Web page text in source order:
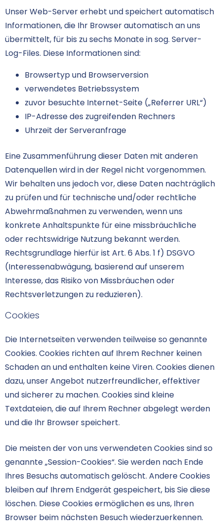
Unser Web-Server erhebt und speichert automatisch
Informationen, die Ihr Browser automatisch an uns
übermittelt, für bis zu sechs Monate in sog. Server-
Log-Files. Diese Informationen sind:
Browsertyp und Browserversion
verwendetes Betriebssystem
zuvor besuchte Internet-Seite („Referrer URL“)
IP-Adresse des zugreifenden Rechners
Uhrzeit der Serveranfrage
Eine Zusammenführung dieser Daten mit anderen
Datenquellen wird in der Regel nicht vorgenommen.
Wir behalten uns jedoch vor, diese Daten nachträglich
zu prüfen und für technische und/oder rechtliche
Abwehrmaßnahmen zu verwenden, wenn uns
konkrete Anhaltspunkte für eine missbräuchliche
oder rechtswidrige Nutzung bekannt werden.
Rechtsgrundlage hierfür ist Art. 6 Abs. 1 f) DSGVO
(Interessenabwägung, basierend auf unserem
Interesse, das Risiko von Missbräuchen oder
Rechtsverletzungen zu reduzieren).
Cookies
Die Internetseiten verwenden teilweise so genannte
Cookies. Cookies richten auf Ihrem Rechner keinen
Schaden an und enthalten keine Viren. Cookies dienen
dazu, unser Angebot nutzerfreundlicher, effektiver
und sicherer zu machen. Cookies sind kleine
Textdateien, die auf Ihrem Rechner abgelegt werden
und die Ihr Browser speichert.
Die meisten der von uns verwendeten Cookies sind so
genannte „Session-Cookies“. Sie werden nach Ende
Ihres Besuchs automatisch gelöscht. Andere Cookies
bleiben auf Ihrem Endgerät gespeichert, bis Sie diese
löschen. Diese Cookies ermöglichen es uns, Ihren
Browser beim nächsten Besuch wiederzuerkennen.